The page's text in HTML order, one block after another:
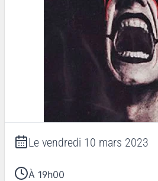
Le vendredi 10 mars 2023
À 19h00